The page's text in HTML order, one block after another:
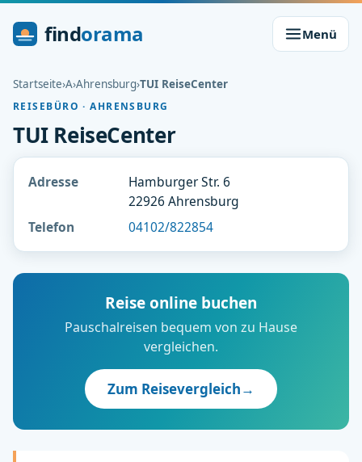
findorama Menü
Startseite›A›Ahrensburg›TUI ReiseCenter
REISEBÜRO · AHRENSBURG
TUI ReiseCenter
Adresse
Hamburger Str. 6
22926 Ahrensburg
Telefon
04102/822854
Reise online buchen
Pauschalreisen bequem von zu Hause
vergleichen.
Zum Reisevergleich→